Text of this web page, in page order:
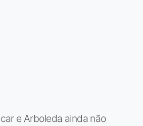
e Arboleda ainda não